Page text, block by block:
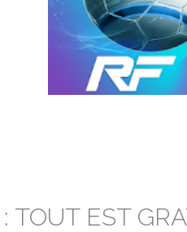
TOUT EST